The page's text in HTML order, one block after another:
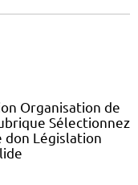
Organisation de
Sélectionnez
don Législation